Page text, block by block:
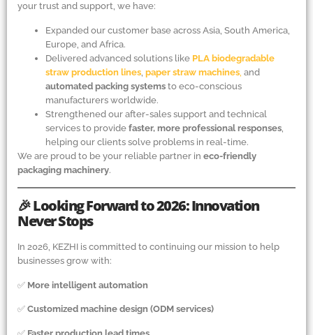
your trust and support, we have:
Expanded our customer base across Asia, South America,
Europe, and Africa.
Delivered advanced solutions like PLA biodegradable
straw production lines paper straw machines and
automated packing systems to eco-conscious
manufacturers worldwide.
Strengthened our after-sales support and technical
services to provide faster, more professional responses
helping our clients solve problems in real-time.
We are proud to be your reliable partner in eco-friendly
packaging machinery.
🎉 Looking Forward to 2026: Innovation
Never Stops
In 2026, KEZHI is committed to continuing our mission to help
businesses grow with:
✅ More intelligent automation
✅ Customized machine design (ODM services)